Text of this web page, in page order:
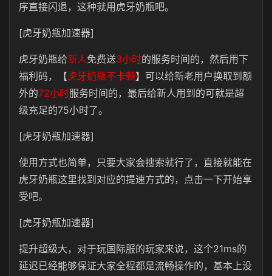
序直接闪退，这种就用虎牙奶瓶吧。
[虎牙奶瓶加速器]
虎牙奶瓶给新人免费送3小时的服务时间的，然后用下
福利码，【虎牙奶瓶不卡顿】可以给新老用户换取到额
外的72小时服务时间的，最后给新人用到的可就是超
级充足的75小时了。
[虎牙奶瓶加速器]
使用方式也简单，只要大家会搜索就行了，直接就能在
虎牙奶瓶这里找到对应的提速方式的，点击一下开始享
受吧。
[虎牙奶瓶加速器]
提升超级大，对于玩国际服的玩家来说，这个21ms的
延迟已经能够保证大家全程都是流畅操作的，基本上没